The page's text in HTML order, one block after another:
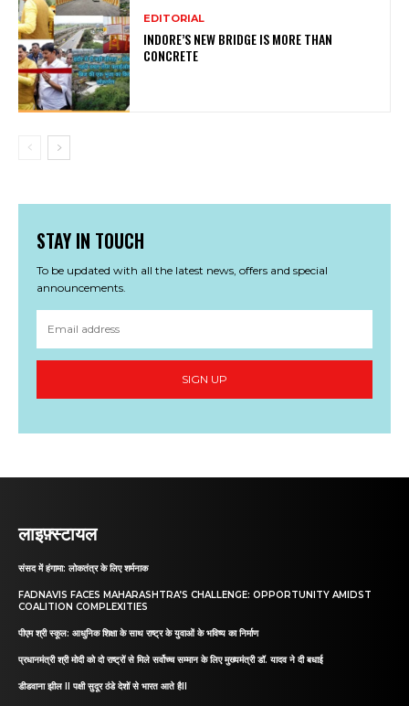
EDITORIAL
INDORE’S NEW BRIDGE IS MORE THAN
CONCRETE
STAY IN TOUCH
To be updated with all the latest news, offers and special
announcements.
SIGN UP
लाइफ़्स्टायल
संसद में हंगामा: लोकतंत्र के लिए शर्मनाक
FADNAVIS FACES MAHARASHTRA’S CHALLENGE: OPPORTUNITY AMIDST
COALITION COMPLEXITIES
पीएम श्री स्कूल: आधुनिक शिक्षा के साथ राष्ट्र के युवाओं के भविष्य का निर्माण
प्रधानमंत्री श्री मोदी को दो राष्ट्रों से मिले सर्वोच्च सम्मान के लिए मुख्यमंत्री डॉ. यादव ने दी बधाई
डीडवाना झील II पक्षी सुदूर ठंडे देशों से भारत आते हैII